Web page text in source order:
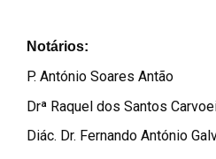
Notários:
P. António Soares Antão
Drª Raquel dos Santos
Diác. Dr. Fernando António